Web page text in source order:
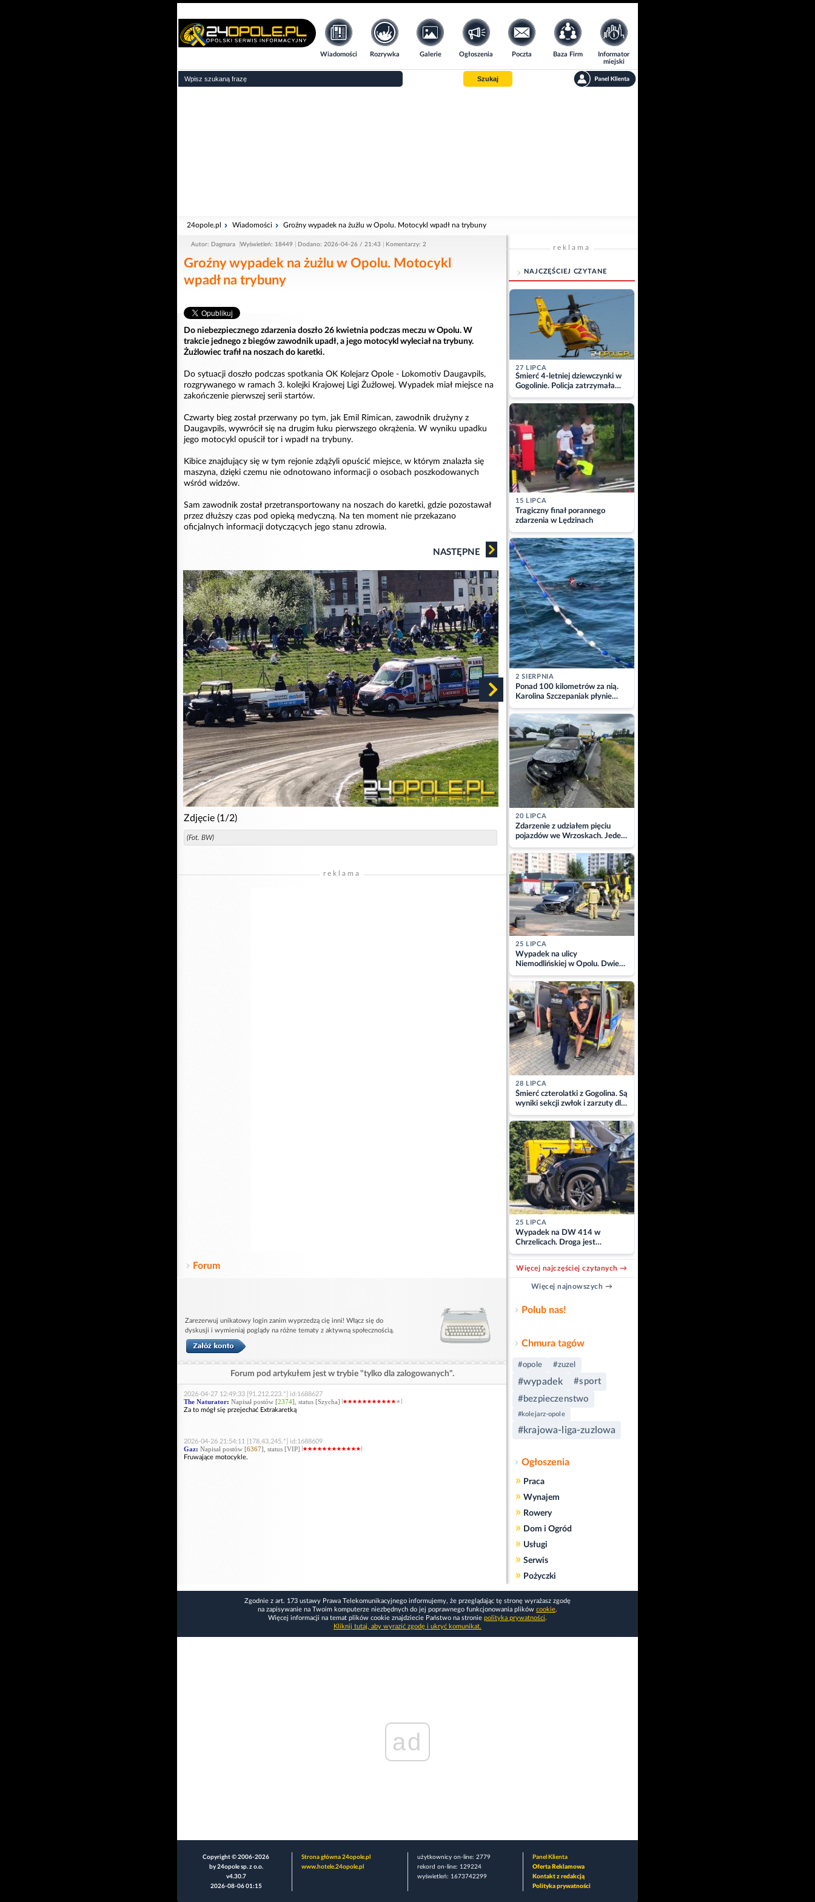
Wiadomości Rozrywka Galerie Ogłoszenia Poczta Baza Firm
Informator
miejski
Szukaj
24opole.pl Wiadomości Groźny wypadek na żużlu w Opolu. Motocykl wpadł na trybuny
Autor: Dagmara Wyświetleń: 18449 Dodano: 2026-04-26 / 21:43 Komentarzy: 2
Groźny wypadek na żużlu w Opolu. Motocykl
wpadł na trybuny
Do niebezpiecznego zdarzenia doszło 26 kwietnia podczas meczu w Opolu. W
trakcie jednego z biegów zawodnik upadł, a jego motocykl wyleciał na trybuny.
Żużlowiec trafił na noszach do karetki.
Do sytuacji doszło podczas spotkania OK Kolejarz Opole - Lokomotiv Daugavpils,
rozgrywanego w ramach 3. kolejki Krajowej Ligi Żużlowej. Wypadek miał miejsce na
zakończenie pierwszej serii startów.
Czwarty bieg został przerwany po tym, jak Emil Rimican, zawodnik drużyny z
Daugavpils, wywrócił się na drugim łuku pierwszego okrążenia. W wyniku upadku
jego motocykl opuścił tor i wpadł na trybuny.
Kibice znajdujący się w tym rejonie zdążyli opuścić miejsce, w którym znalazła się
maszyna, dzięki czemu nie odnotowano informacji o osobach poszkodowanych
wśród widzów.
Sam zawodnik został przetransportowany na noszach do karetki, gdzie pozostawał
przez dłuższy czas pod opieką medyczną. Na ten moment nie przekazano
oficjalnych informacji dotyczących jego stanu zdrowia.
NASTĘPNE
Zdjęcie (1/2)
(Fot. BW)
reklama
Forum
Zarezerwuj unikatowy login zanim wyprzedzą cię inni! Włącz się do
dyskusji i wymieniaj poglądy na różne tematy z aktywną społecznością.
Forum pod artykułem jest w trybie "tylko dla zalogowanych".
2026-04-27 12:49:33 [91.212.223.*] id:1688627
The Naturator: Napisał postów [2374], status [Szycha]
Za to mógł się przejechać Extrakaretką
2026-04-26 21:54:11 [178.43.245.*] id:1688609
Gaz: Napisał postów [6367], status [VIP]
Fruwające motocykle.
reklama
NAJCZĘŚCIEJ CZYTANE
27 LIPCA
Śmierć 4-letniej dziewczynki w
Gogolinie. Policja zatrzymała
matkę
15 LIPCA
Tragiczny finał porannego
zdarzenia w Lędzinach
2 SIERPNIA
Ponad 100 kilometrów za nią.
Karolina Szczepaniak płynie
przez Bałtyk dla Piotra.
Aktualizacja
20 LIPCA
Zdarzenie z udziałem pięciu
pojazdów we Wrzoskach. Jeden
z kierowców zabrany w
kajdankach
25 LIPCA
Wypadek na ulicy
Niemodlińskiej w Opolu. Dwie
osoby w szpitalu
28 LIPCA
Śmierć czterolatki z Gogolina. Są
wyniki sekcji zwłok i zarzuty dla
matki
25 LIPCA
Wypadek na DW 414 w
Chrzelicach. Droga jest
zablokowana
Więcej najczęściej czytanych →
Więcej najnowszych →
Polub nas!
Chmura tagów
#opole #zuzel
#wypadek
#sport
#bezpieczenstwo
#kolejarz-opole
#krajowa-liga-zuzlowa
Ogłoszenia
» Praca
» Wynajem
» Rowery
» Dom i Ogród
» Usługi
» Serwis
» Pożyczki
Zgodnie z art. 173 ustawy Prawa Telekomunikacyjnego informujemy, że przeglądając tę stronę wyrażasz zgodę
na zapisywanie na Twoim komputerze niezbędnych do jej poprawnego funkcjonowania plików cookie.
Więcej informacji na temat plików cookie znajdziecie Państwo na stronie polityka prywatności.
Kliknij tutaj, aby wyrazić zgodę i ukryć komunikat.
ad
Copyright © 2006-2026
by 24opole sp. z o.o.
v4.30.7
2026-08-06 01:15
Strona główna 24opole.pl
www.hotele.24opole.pl
użytkownicy on-line: 2779
rekord on-line: 129224
wyświetleń: 1673742299
Panel Klienta
Oferta Reklamowa
Kontakt z redakcją
Polityka prywatności